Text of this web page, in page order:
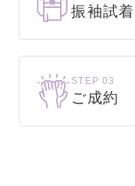
振袖試
お気に入りの振
試着できます。
STEP 03
ご成約